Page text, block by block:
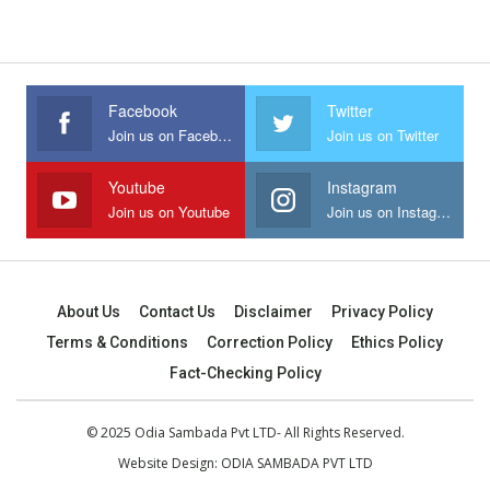
Facebook
Join us on Facebook
Twitter
Join us on Twitter
Youtube
Join us on Youtube
Instagram
Join us on Instagram
About Us Contact Us Disclaimer
Privacy Policy
Terms & Conditions
Correction Policy
Ethics Policy
Fact-Checking Policy
© 2025 Odia Sambada Pvt LTD- All Rights Reserved.
Website Design: ODIA SAMBADA PVT LTD